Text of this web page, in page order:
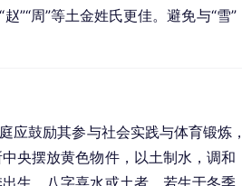
”“周”等土金姓氏更佳。避免与“雪”
应鼓励其参与社会实践与体育锻炼
央摆放黄色物件，以土制水，调和
生、八字喜水或土者，若生于冬季